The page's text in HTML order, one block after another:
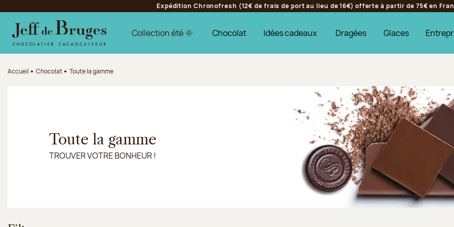
Aller au contenu principal
Aller au pied de page
Expédition Chronofresh (12€ de frais de port au lieu de 16€) offerte à partir de 75€ en
Collection été 🌞 Chocolat Idées cadeaux Dragées Glaces
Accueil Chocolat Toute la gamme
Toute la gamme
TROUVER VOTRE BONHEUR !